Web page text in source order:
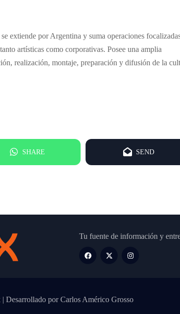
extiende por Argentina y suma operaciones
artísticas como corporativas. Posee una amplia
realización, montaje, preparación y difusión de la
SHARE SEND
Tu fuente de información y
por Carlos Américo Grosso